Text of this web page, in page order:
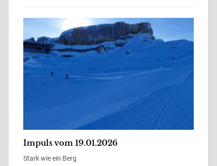
Impuls vom 19.01.2026
Stark wie ein Berg